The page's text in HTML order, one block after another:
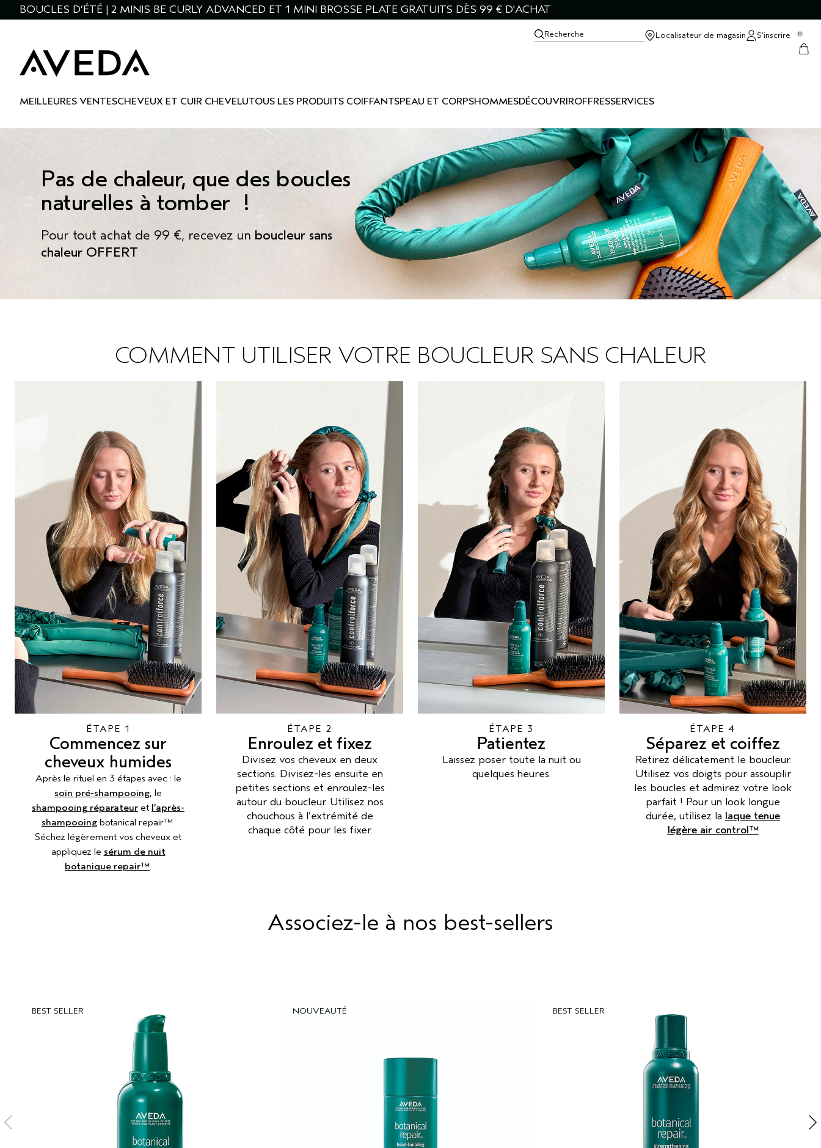
BOUCLES D’ÉTÉ | 2 MINIS BE CURLY ADVANCED ET 1 MINI BROSSE PLATE GRATUITS DÈS 99 € D'ACHAT
Recherche Localisateur de magasin S’inscrire 0
MEILLEURES VENTESCHEVEUX ET CUIR CHEVELUTOUS LES PRODUITS COIFFANTSPEAU ET CORPSHOMMESDÉCOUVRIROFFRESSERVICES
Pas de chaleur, que des boucles
naturelles à tomber !
Pour tout achat de 99 €, recevez un boucleur sans
chaleur OFFERT
COMMENT UTILISER VOTRE BOUCLEUR SANS CHALEUR
ÉTAPE 1
Commencez sur
cheveux humides
Après le rituel en 3 étapes avec : le
soin pré-shampooing, le
shampooing réparateur et l’après-
shampooing botanical repair™.
Séchez légèrement vos cheveux et
appliquez le sérum de nuit
botanique repair™.
ÉTAPE 2
Enroulez et fixez
Divisez vos cheveux en deux
sections. Divisez-les ensuite en
petites sections et enroulez-les
autour du boucleur. Utilisez nos
chouchous à l’extrémité de
chaque côté pour les fixer.
ÉTAPE 3
Patientez
Laissez poser toute la nuit ou
quelques heures.
ÉTAPE 4
Séparez et coiffez
Retirez délicatement le boucleur.
Utilisez vos doigts pour assouplir
les boucles et admirez votre look
parfait ! Pour un look longue
durée, utilisez la laque tenue
légère air control™
Associez-le à nos best-sellers
BEST SELLER NOUVEAUTÉ BEST SELLER